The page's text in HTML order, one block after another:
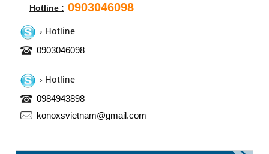
Hotline : 0903046098
Hotline
0903046098
Hotline
0984943898
konoxsvietnam@gmail.com